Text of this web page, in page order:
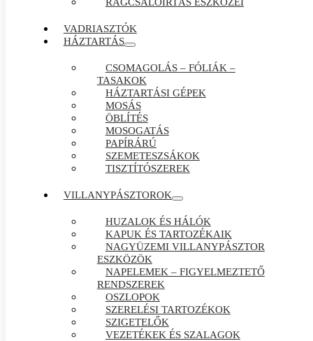
VADRIASZTÓK
HÁZTARTÁS
CSOMAGOLÁS – FÓLIÁK –
TASAKOK
HÁZTARTÁSI GÉPEK
MOSÁS
ÖBLÍTÉS
MOSOGATÁS
PAPÍRÁRÚ
SZEMETESZSÁKOK
TISZTÍTÓSZEREK
VILLANYPÁSZTOROK
HUZALOK ÉS HÁLÓK
KAPUK ÉS TARTOZÉKAIK
NAGYÜZEMI VILLANYPÁSZTOR
ESZKÖZÖK
NAPELEMEK – FIGYELMEZTETŐ
RENDSZEREK
OSZLOPOK
SZERELÉSI TARTOZÉKOK
SZIGETELŐK
VEZETÉKEK ÉS SZALAGOK